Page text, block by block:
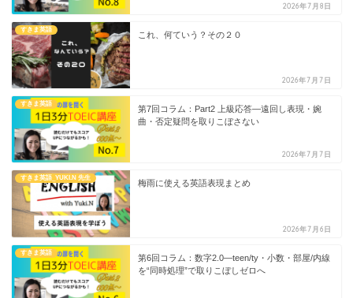
2026年7月8日
すきま英語
これ、何ていう？その２０
2026年7月7日
すきま英語
第7回コラム：Part2 上級応答—遠回し表現・婉
曲・否定疑問を取りこぼさない
2026年7月7日
すきま英語_YUKI.N 先生
梅雨に使える英語表現まとめ
2026年7月6日
すきま英語
第6回コラム：数字2.0—teen/ty・小数・部屋/内線
を“同時処理”で取りこぼしゼロへ